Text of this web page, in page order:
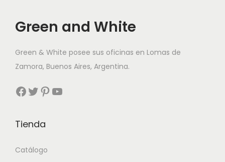
Green and White
Green & White posee sus oficinas en Lomas de
Zamora, Buenos Aires, Argentina.
Facebook Twitter Pinterest YouTube
Tienda
Catálogo